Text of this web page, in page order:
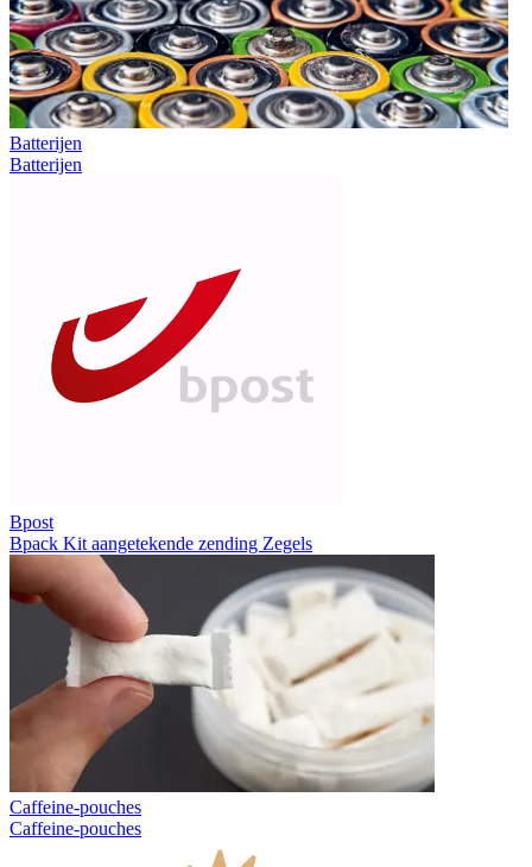
Batterijen
Batterijen
Bpost
Bpack Kit aangetekende zending Zegels
Caffeine-pouches
Caffeine-pouches